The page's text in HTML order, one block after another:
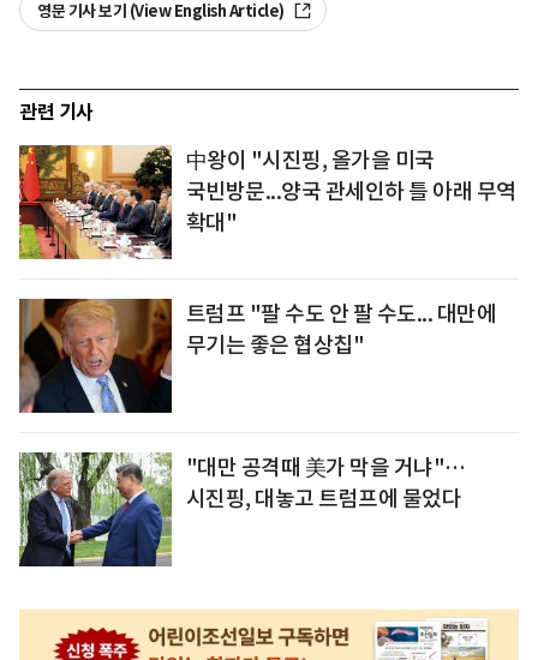
영문 기사 보기 (View English Article)
관련 기사
中왕이 "시진핑, 올가을 미국
국빈방문...양국 관세인하 틀 아래 무역
확대"
트럼프 "팔 수도 안 팔 수도... 대만에
무기는 좋은 협상칩"
"대만 공격때 美가 막을 거냐"…
시진핑, 대놓고 트럼프에 물었다